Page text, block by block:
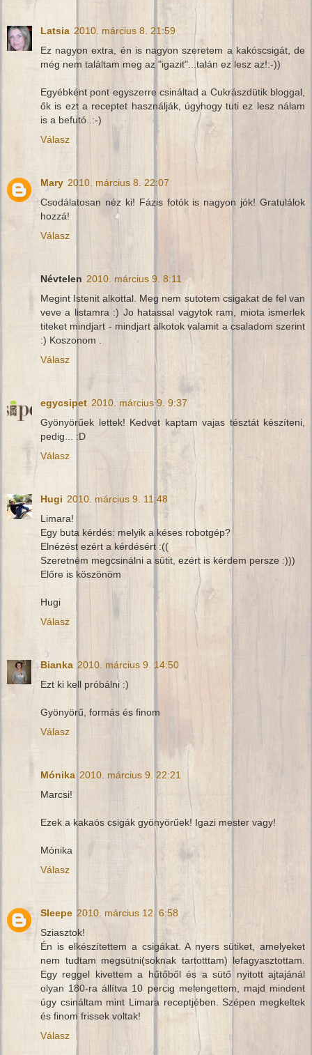
Latsia 2010. március 8. 21:59
Ez nagyon extra, én is nagyon szeretem a kakóscsigát, de
még nem találtam meg az "igazit"...talán ez lesz az!:-))
Egyébként pont egyszerre csináltad a Cukrászdütik bloggal,
ők is ezt a receptet használják, úgyhogy tuti ez lesz nálam
is a befutó..:-)
Válasz
Mary 2010. március 8. 22:07
Csodálatosan néz ki! Fázis fotók is nagyon jók! Gratulálok
hozzá!
Válasz
Névtelen 2010. március 9. 8:11
Megint Istenit alkottal. Meg nem sutotem csigakat de fel van
veve a listamra :) Jo hatassal vagytok ram, miota ismerlek
titeket mindjart - mindjart alkotok valamit a csaladom szerint
:) Koszonom .
Válasz
egycsipet 2010. március 9. 9:37
Gyönyörűek lettek! Kedvet kaptam vajas tésztát készíteni,
pedig... :D
Válasz
Hugi 2010. március 9. 11:48
Limara!
Egy buta kérdés: melyik a késes robotgép?
Elnézést ezért a kérdésért :((
Szeretném megcsinálni a sütit, ezért is kérdem persze :)))
Előre is köszönöm
Hugi
Válasz
Bianka 2010. március 9. 14:50
Ezt ki kell próbálni :)
Gyönyörű, formás és finom
Válasz
Mónika 2010. március 9. 22:21
Marcsi!
Ezek a kakaós csigák gyönyörűek! Igazi mester vagy!
Mónika
Válasz
Sleepe 2010. március 12. 6:58
Sziasztok!
Én is elkészítettem a csigákat. A nyers sütiket, amelyeket
nem tudtam megsütni(soknak tartotttam) lefagyasztottam.
Egy reggel kivettem a hűtőből és a sütő nyitott ajtajánál
olyan 180-ra állítva 10 percig melengettem, majd mindent
úgy csináltam mint Limara receptjében. Szépen megkeltek
és finom frissek voltak!
Válasz